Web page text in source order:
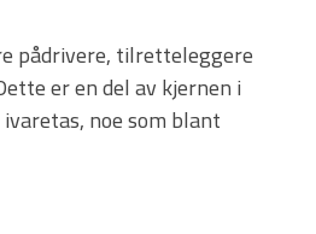
pådrivere, tilretteleggere
er en del av kjernen i
noe som blant